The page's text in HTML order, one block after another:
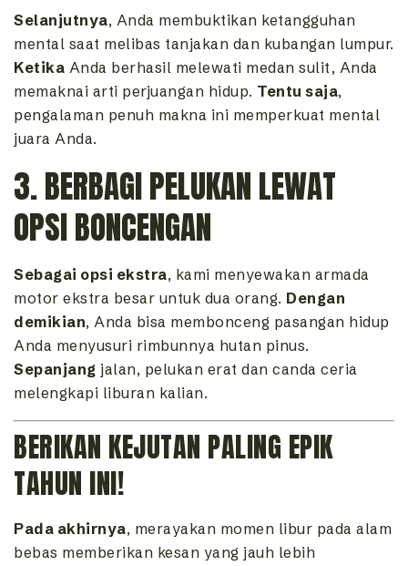
Selanjutnya, Anda membuktikan ketangguhan
mental saat melibas tanjakan dan kubangan lumpur.
Ketika Anda berhasil melewati medan sulit, Anda
memaknai arti perjuangan hidup. Tentu saja,
pengalaman penuh makna ini memperkuat mental
juara Anda.
3. BERBAGI PELUKAN LEWAT
OPSI BONCENGAN
Sebagai opsi ekstra, kami menyewakan armada
motor ekstra besar untuk dua orang. Dengan
demikian, Anda bisa membonceng pasangan hidup
Anda menyusuri rimbunnya hutan pinus.
Sepanjang jalan, pelukan erat dan canda ceria
melengkapi liburan kalian.
BERIKAN KEJUTAN PALING EPIK
TAHUN INI!
Pada akhirnya, merayakan momen libur pada alam
bebas memberikan kesan yang jauh lebih